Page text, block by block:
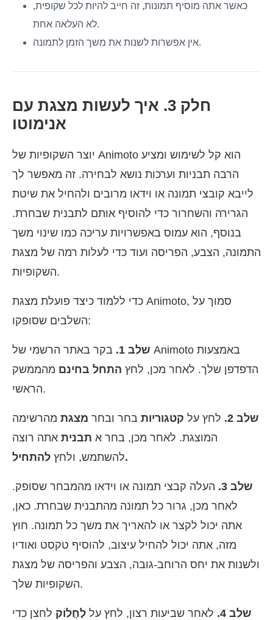
כאשר אתה מוסיף תמונות, זה חייב להיות לכל שקופית,
לא העלאה אחת.
אין אפשרות לשנות את משך הזמן לתמונה.
חלק 3. איך לעשות מצגת עם
אנימוטו
יוצר השקופיות של Animoto הוא קל לשימוש ומציע
הרבה תבניות וערכות נושא לבחירה. זה מאפשר לך
לייבא קובצי תמונה או וידאו מרובים ולהחיל את שיטת
הגרירה והשחרור כדי להוסיף אותם לתבנית שבחרת.
בנוסף, הוא עמוס באפשרויות עריכה כמו שינוי משך
התמונה, הצבע, הפריסה ועוד כדי לעלות רמה של מצגת
השקופיות.
כדי ללמוד כיצד פועלת מצגת Animoto, סמוך על
השלבים שסופקו:
שלב 1.
בקר באתר הרשמי של Animoto באמצעות
הדפדפן שלך. לאחר מכן, לחץ התחל בחינם מהממשק
הראשי.
שלב 2. לחץ על קטגוריות בחר ובחר מצגת מהרשימה
המוצגת. לאחר מכן, בחר א תבנית אתה רוצה
להשתמש, ולחץלהתחיל.
שלב 3.
העלה קבצי תמונה או וידאו מהמבחר שסופק.
לאחר מכן, גרור כל תמונה מהתבנית שבחרת. כאן,
אתה יכול לקצר או להאריך את משך כל תמונה. חוץ
מזה, אתה יכול להחיל עיצוב, להוסיף טקסט ואודיו
ולשנות את יחס הרוחב-גובה, הצבע והפריסה של מצגת
השקופיות שלך.
שלב 4. לאחר שביעות רצון, לחץ על לַחֲלוֹק לחצן כדי